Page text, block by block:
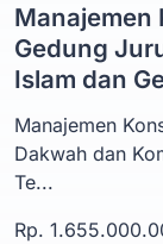
Manajemen
Gedung
Islam dan
Manajemen
Dakwah dan
Te...
Rp.